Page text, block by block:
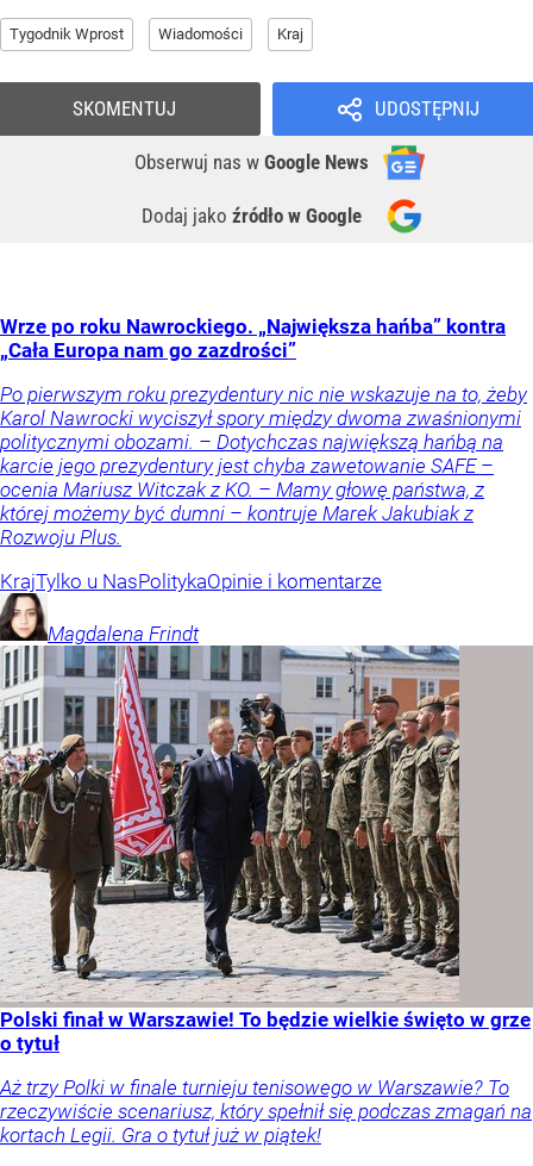
Tygodnik Wprost Wiadomości Kraj
UDOSTĘPNIJ
Obserwuj nas w Google News
Dodaj jako źródło w Google
SKOMENTUJ
Wrze po roku Nawrockiego. „Największa hańba” kontra
„Cała Europa nam go zazdrości”
Po pierwszym roku prezydentury nic nie wskazuje na to, żeby
Karol Nawrocki wyciszył spory między dwoma zwaśnionymi
politycznymi obozami. – Dotychczas największą hańbą na
karcie jego prezydentury jest chyba zawetowanie SAFE –
ocenia Mariusz Witczak z KO. – Mamy głowę państwa, z
której możemy być dumni – kontruje Marek Jakubiak z
Rozwoju Plus.
KrajTylko u NasPolitykaOpinie i komentarze
Magdalena Frindt
Polski finał w Warszawie! To będzie wielkie święto w grze
o tytuł
Aż trzy Polki w finale turnieju tenisowego w Warszawie? To
rzeczywiście scenariusz, który spełnił się podczas zmagań na
kortach Legii. Gra o tytuł już w piątek!